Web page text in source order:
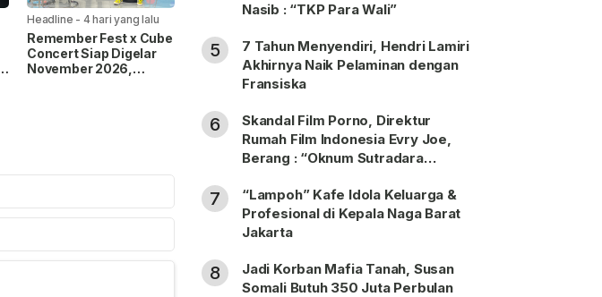
Headline - 4 hari yang lalu
Remember Fest x Cube
Concert Siap Digelar
November 2026,
Nasib : “TKP Para Wali”
5
7 Tahun Menyendiri, Hendri Lamiri
Akhirnya Naik Pelaminan dengan
Fransiska
6
Skandal Film Porno, Direktur
Rumah Film Indonesia Evry Joe,
Berang : “Oknum Sutradara
7
“Lampoh” Kafe Idola Keluarga &
Profesional di Kepala Naga Barat
Jakarta
8
Jadi Korban Mafia Tanah, Susan
Somali Butuh 350 Juta Perbulan